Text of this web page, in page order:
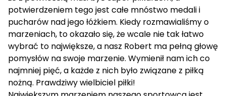
potwierdzeniem tego jest całe mnóstwo medali i
pucharów nad jego łóżkiem. Kiedy rozmawialiśmy o
marzeniach, to okazało się, że wcale nie tak łatwo
wybrać to największe, a nasz Robert ma pełną głowę
pomysłów na swoje marzenie. Wymienił nam ich co
najmniej pięć, a każde z nich było związane z piłką
nożną. Prawdziwy wielbiciel piłki!